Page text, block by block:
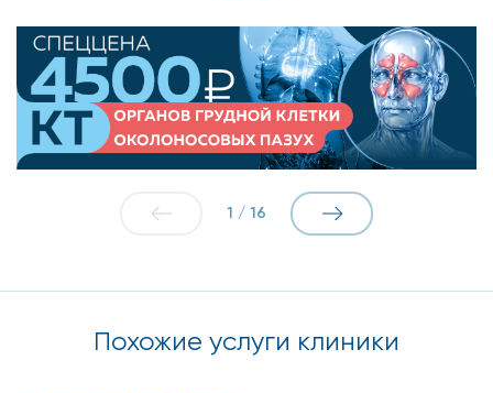
1 / 16
Похожие услуги клиники